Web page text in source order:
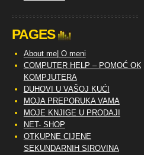
PAGES
About me| O meni
COMPUTER HELP – POMOĆ OKO
KOMPJUTERA
DUHOVI U VAŠOJ KUĆI
MOJA PREPORUKA VAMA
MOJE KNJIGE U PRODAJI
NET- SHOP
OTKUPNE CIJENE
SEKUNDARNIH SIROVINA